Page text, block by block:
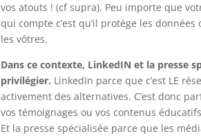
vos atouts ! (cf supra). Peu importe que
qui compte c’est qu’il protège les
les vôtres.
Dans ce contexte, LinkedIN et la presse
privilégier. LinkedIn parce que c’est LE
activement des alternatives. C’est donc
vos témoignages ou vos contenus
Et la presse spécialisée parce que les